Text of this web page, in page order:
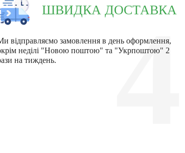
4
ШВИДКА ДОСТАВКА
відправляємо замовлення в день оформлення,
неділі "Новою поштою" та "Укрпоштою" 2
на тиждень.